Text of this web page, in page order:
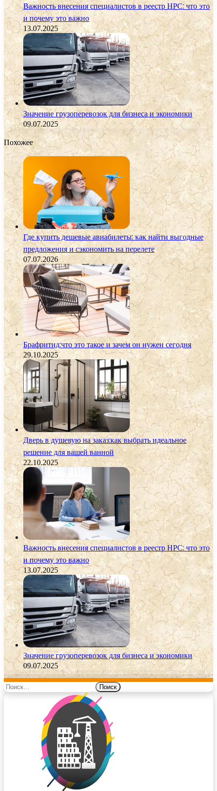
Важность внесения специалистов в реестр НРС: что это
и почему это важно
13.07.2025
Значение грузоперевозок для бизнеса и экономики
09.07.2025
Похожее
Где купить дешевые авиабилеты: как найти выгодные
предложения и сэкономить на перелете
07.07.2026
Брафритид:что это такое и зачем он нужен сегодня
29.10.2025
Дверь в душевую на заказ:как выбрать идеальное
решение для вашей ванной
22.10.2025
Важность внесения специалистов в реестр НРС: что это
и почему это важно
13.07.2025
Значение грузоперевозок для бизнеса и экономики
09.07.2025
Найти: